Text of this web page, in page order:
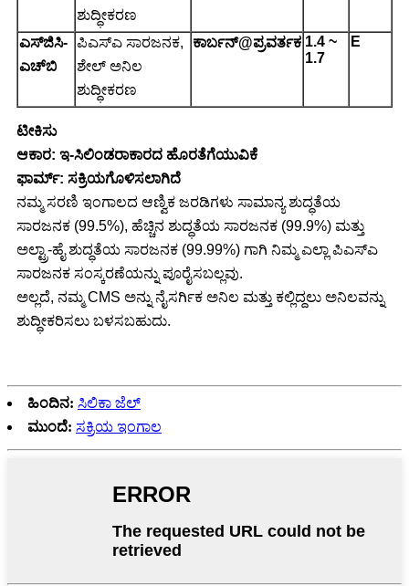
ಶುದ್ಧೀಕರಣ
ಎಸ್‌ಜಿಸಿ-
ಎಚ್‌ಬಿ
ಪಿಎಸ್ಎ ಸಾರಜನಕ,
ಶೇಲ್ ಅನಿಲ
ಶುದ್ಧೀಕರಣ
ಕಾರ್ಬನ್@ಪ್ರವರ್ತಕ 1.4 ~
1.7
E
ಟೀಕಿಸು
ಆಕಾರ: ಇ-ಸಿಲಿಂಡರಾಕಾರದ ಹೊರತೆಗೆಯುವಿಕೆ
ಫಾರ್ಮ್: ಸಕ್ರಿಯಗೊಳಿಸಲಾಗಿದೆ
ನಮ್ಮ ಸರಣಿ ಇಂಗಾಲದ ಆಣ್ವಿಕ ಜರಡಿಗಳು ಸಾಮಾನ್ಯ ಶುದ್ಧತೆಯ
ಸಾರಜನಕ (99.5%), ಹೆಚ್ಚಿನ ಶುದ್ಧತೆಯ ಸಾರಜನಕ (99.9%) ಮತ್ತು
ಅಲ್ಟ್ರಾ-ಹೈ ಶುದ್ಧತೆಯ ಸಾರಜನಕ (99.99%) ಗಾಗಿ ನಿಮ್ಮ ಎಲ್ಲಾ ಪಿಎಸ್‌ಎ
ಸಾರಜನಕ ಸಂಸ್ಕರಣೆಯನ್ನು ಪೂರೈಸಬಲ್ಲವು.
ಅಲ್ಲದೆ, ನಮ್ಮ CMS ಅನ್ನು ನೈಸರ್ಗಿಕ ಅನಿಲ ಮತ್ತು ಕಲ್ಲಿದ್ದಲು ಅನಿಲವನ್ನು
ಶುದ್ಧೀಕರಿಸಲು ಬಳಸಬಹುದು.
ಹಿಂದಿನ: ಸಿಲಿಕಾ ಜೆಲ್
ಮುಂದೆ: ಸಕ್ರಿಯ ಇಂಗಾಲ